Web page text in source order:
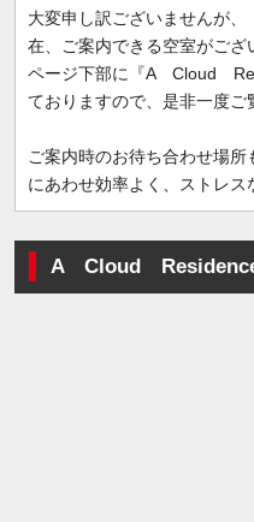
大変申し訳ございませんが
在、ご案内できる空室がござ
ページ下部に『A Cloud
ておりますので、是非一度ご
ご案内時のお待ち合わせ場
にあわせ効率よく、ストレス
A Cloud Residence